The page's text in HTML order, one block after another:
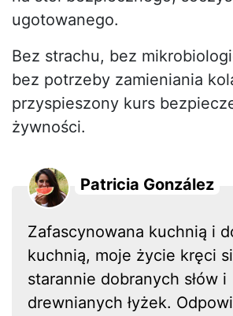
ugotowanego.
Bez strachu, bez
bez potrzeby zamieniania
przyspieszony kurs
żywności.
Patricia González
Zafascynowana kuchnią i
kuchnią, moje życie kręci
starannie dobranych słów i
drewnianych łyżek.